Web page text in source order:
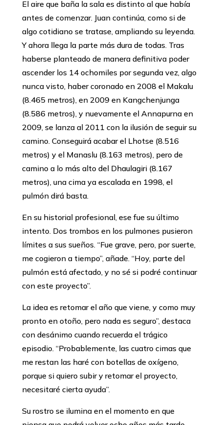
El aire que baña la sala es distinto al que había
antes de comenzar. Juan continúa, como si de
algo cotidiano se tratase, ampliando su leyenda.
Y ahora llega la parte más dura de todas. Tras
haberse planteado de manera definitiva poder
ascender los 14 ochomiles por segunda vez, algo
nunca visto, haber coronado en 2008 el Makalu
(8.465 metros), en 2009 en Kangchenjunga
(8.586 metros), y nuevamente el Annapurna en
2009, se lanza al 2011 con la ilusión de seguir su
camino. Conseguirá acabar el Lhotse (8.516
metros) y el Manaslu (8.163 metros), pero de
camino a lo más alto del Dhaulagiri (8.167
metros), una cima ya escalada en 1998, el
pulmón dirá basta.
En su historial profesional, ese fue su último
intento. Dos trombos en los pulmones pusieron
límites a sus sueños. ‘‘Fue grave, pero, por suerte,
me cogieron a tiempo’’, añade. ‘‘Hoy, parte del
pulmón está afectado, y no sé si podré continuar
con este proyecto”.
La idea es retomar el año que viene, y como muy
pronto en otoño, pero nada es seguro’’, destaca
con desánimo cuando recuerda el trágico
episodio. ‘‘Probablemente, las cuatro cimas que
me restan las haré con botellas de oxígeno,
porque si quiero subir y retomar el proyecto,
necesitaré cierta ayuda’’.
Su rostro se ilumina en el momento en que